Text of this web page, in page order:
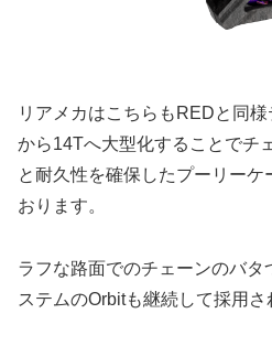
リアメカはこちらもREDと同
から14Tへ大型化することでチ
と耐久性を確保したプーリーケ
おります。
ラフな路面でのチェーンのバ
ステムのOrbitも継続して採用さ